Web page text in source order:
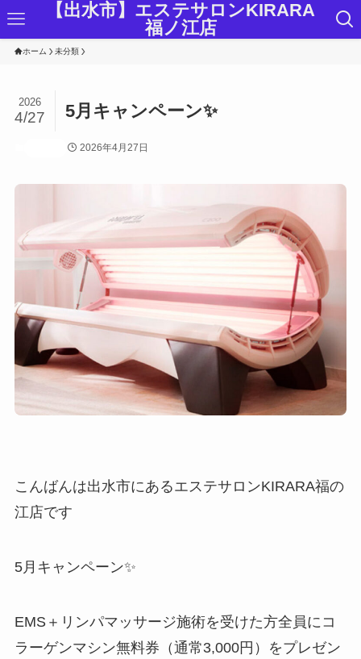
【出水市】エステサロンKIRARA
福ノ江店
ホーム 未分類
5月キャンペーン✨
2026
4/27
2026年4月27日
こんばんは出水市にあるエステサロンKIRARA福の
江店です
5月キャンペーン✨
EMS＋リンパマッサージ施術を受けた方全員にコ
ラーゲンマシン無料券（通常3,000円）をプレゼン